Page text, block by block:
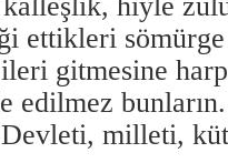
ettikleri sömürge
ileri gitmesine
edilmez bunların.
milleti,